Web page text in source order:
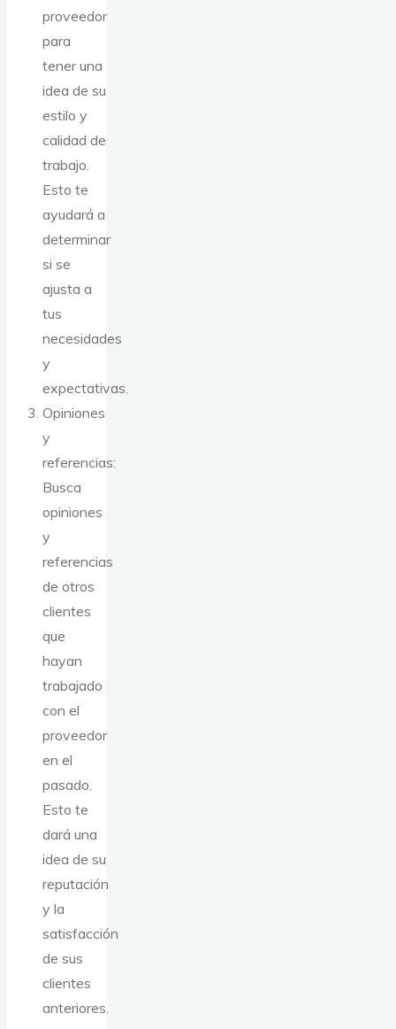
proveedor
para
tener una
idea de su
estilo y
calidad de
trabajo.
Esto te
ayudará a
determinar
si se
ajusta a
tus
necesidades
y
expectativas.
Opiniones
y
referencias:
Busca
opiniones
y
referencias
de otros
clientes
que
hayan
trabajado
con el
proveedor
en el
pasado.
Esto te
dará una
idea de su
reputación
y la
satisfacción
de sus
clientes
anteriores.